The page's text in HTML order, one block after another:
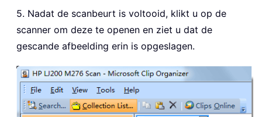
5. Nadat de scanbeurt is voltooid, klikt u op de
scanner om deze te openen en ziet u dat de
gescande afbeelding erin is opgeslagen.